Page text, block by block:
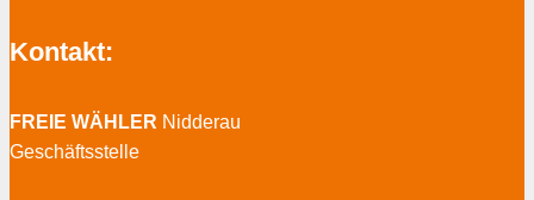
Kontakt:
FREIE WÄHLER Nidderau
Geschäftsstelle